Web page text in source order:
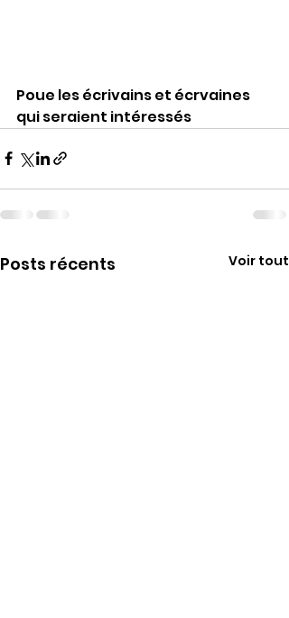
Poue les écrivains et écrvaines
qui seraient intéressés
Posts récents Voir tout